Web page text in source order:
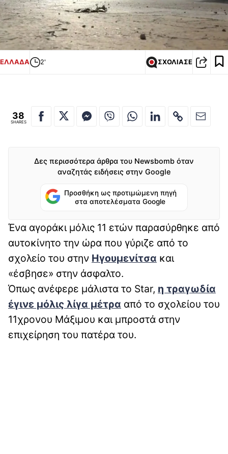
ΕΛΛΑΔΑ 2' ΣΧΟΛΙΑΣΕ
38
SHARES
Δες περισσότερα άρθρα του Newsbomb όταν
αναζητάς ειδήσεις στην Google
Προσθήκη ως προτιμώμενη πηγή
στα αποτελέσματα Google
Ένα αγοράκι μόλις 11 ετών παρασύρθηκε από
αυτοκίνητο την ώρα που γύριζε από το
σχολείο του στην Ηγουμενίτσα και
«έσβησε» στην άσφαλτο.
Όπως ανέφερε μάλιστα το Star, η τραγωδία
έγινε μόλις λίγα μέτρα από το σχολείου του
11χρονου Μάξιμου και μπροστά στην
επιχείρηση του πατέρα του.